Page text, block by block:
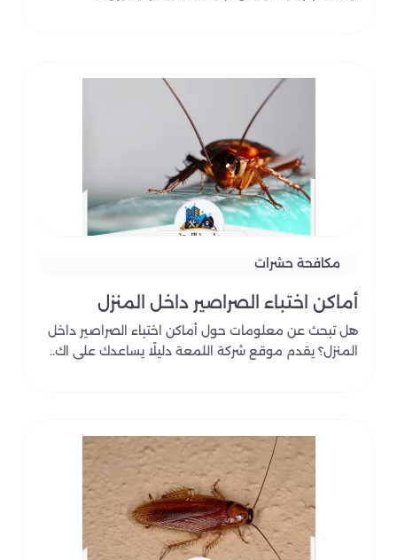
مكافحة حشرات
أماكن اختباء الصراصير داخل المنزل
هل تبحث عن معلومات حول أماكن اختباء الصراصير داخل
المنزل؟ يقدم موقع شركة اللمعة دليلًا يساعدك على اك..